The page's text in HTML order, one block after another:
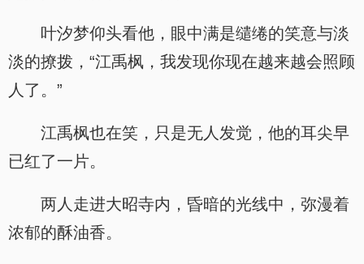
叶汐梦仰头看他，眼中满是缱绻的笑意与淡
淡的撩拨，“江禹枫，我发现你现在越来越会照顾
人了。”
江禹枫也在笑，只是无人发觉，他的耳尖早
已红了一片。
两人走进大昭寺内，昏暗的光线中，弥漫着
浓郁的酥油香。